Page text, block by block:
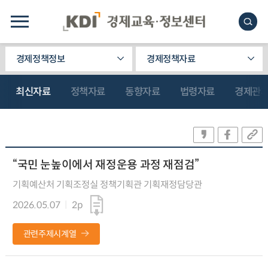
경제정책정보 경제정책자료
최신자료 정책자료 동향자료 법령자료 경제관
“국민 눈높이에서 재정운용 과정 재점검”
기획예산처 기획조정실 정책기획관 기획재정담당관
2026.05.07
2p
관련주제시계열